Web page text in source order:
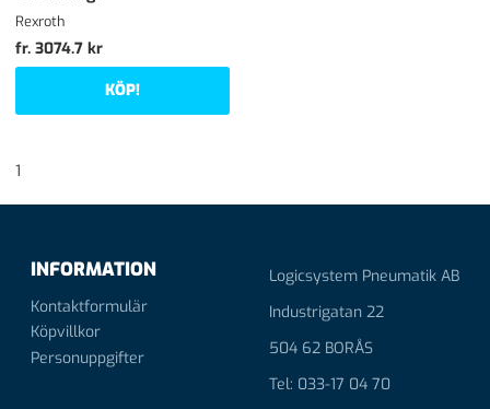
Rexroth
fr. 3074.7 kr
KÖP!
1
INFORMATION
Kontaktformulär
Köpvillkor
Personuppgifter
Logicsystem Pneumatik AB
Industrigatan 22
504 62 BORÅS
Tel: 033-17 04 70